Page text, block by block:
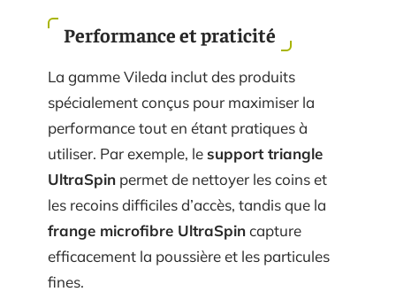
Performance et praticité
La gamme Vileda inclut des produits
spécialement conçus pour maximiser la
performance tout en étant pratiques à
utiliser. Par exemple, lesupport triangle
UltraSpin permet de nettoyer les coins et
les recoins difficiles d’accès, tandis que la
frange microfibre UltraSpincapture
efficacement la poussière et les particules
fines.